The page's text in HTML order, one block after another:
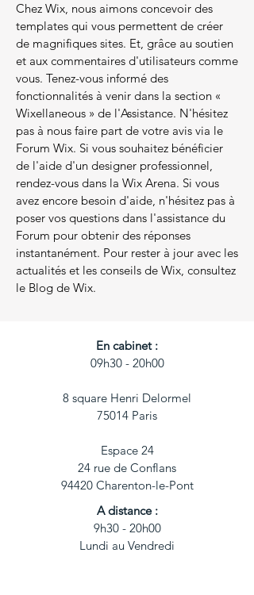
Chez Wix, nous aimons concevoir des
templates qui vous permettent de créer
de magnifiques sites. Et, grâce au soutien
et aux commentaires d'utilisateurs comme
vous. Tenez-vous informé des
fonctionnalités à venir dans la section «
Wixellaneous » de l'Assistance. N'hésitez
pas à nous faire part de votre avis via le
Forum Wix. Si vous souhaitez bénéficier
de l'aide d'un designer professionnel,
rendez-vous dans la Wix Arena. Si vous
avez encore besoin d'aide, n'hésitez pas à
poser vos questions dans l'assistance du
Forum pour obtenir des réponses
instantanément. Pour rester à jour avec les
actualités et les conseils de Wix, consultez
le Blog de Wix.
En cabinet :
09h30 - 20h00​​
8 square Henri Delormel
75014 Paris
Espace 24
24 rue de Conflans
94420 Charenton-le-Pont
A distance :
​9h30 - 20h00
Lundi au Vendredi